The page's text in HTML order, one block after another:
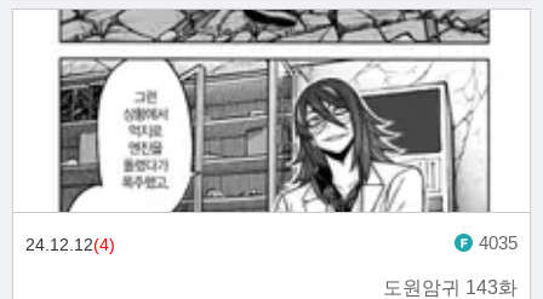
도원암귀 143화
24.12.12(4) 4035